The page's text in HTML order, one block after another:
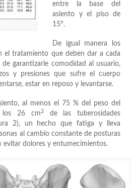
entre la base del
asiento y el piso de
15°.
De igual manera los
el tratamiento que deben dar a cada
garantizarle comodidad al usuario,
y presiones que sufre el cuerpo
estar en reposo y levantarse.
al menos el 75 % del peso del
los 26 cm2de las tuberosidades
2), un hecho que fatiga y lleva
al cambio constante de posturas
evitar dolores y entumecimientos.